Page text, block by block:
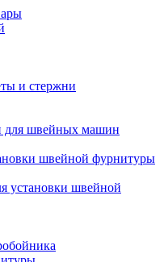
и стержни
для швейных машин
швейной фурнитуры
установки швейной